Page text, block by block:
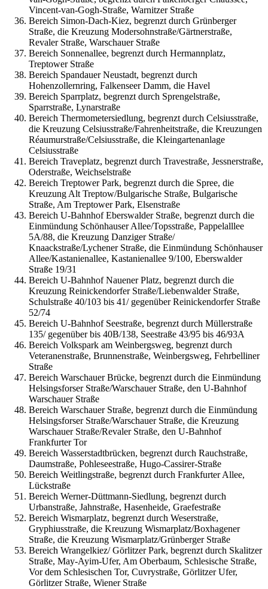
Vincent-van-Gogh-Straße, Warnitzer Straße
Bereich Simon-Dach-Kiez, begrenzt durch Grünberger
Straße, die Kreuzung Modersohnstraße/Gärtnerstraße,
Revaler Straße, Warschauer Straße
Bereich Sonnenallee, begrenzt durch Hermannplatz,
Treptower Straße
Bereich Spandauer Neustadt, begrenzt durch
Hohenzollernring, Falkenseer Damm, die Havel
Bereich Sparrplatz, begrenzt durch Sprengelstraße,
Sparrstraße, Lynarstraße
Bereich Thermometersiedlung, begrenzt durch Celsiusstraße,
die Kreuzung Celsiusstraße/Fahrenheitstraße, die Kreuzungen
Réaumurstraße/Celsiusstraße, die Kleingartenanlage
Celsiusstraße
Bereich Traveplatz, begrenzt durch Travestraße, Jessnerstraße,
Oderstraße, Weichselstraße
Bereich Treptower Park, begrenzt durch die Spree, die
Kreuzung Alt Treptow/Bulgarische Straße, Bulgarische
Straße, Am Treptower Park, Elsenstraße
Bereich U-Bahnhof Eberswalder Straße, begrenzt durch die
Einmündung Schönhauser Allee/Topsstraße, Pappelalllee
5A/88, die Kreuzung Danziger Straße/
Knaackstraße/Lychener Straße, die Einmündung Schönhauser
Allee/Kastanienallee, Kastanienallee 9/100, Eberswalder
Straße 19/31
Bereich U-Bahnhof Nauener Platz, begrenzt durch die
Kreuzung Reinickendorfer Straße/Liebenwalder Straße,
Schulstraße 40/103 bis 41/ gegenüber Reinickendorfer Straße
52/74
Bereich U-Bahnhof Seestraße, begrenzt durch Müllerstraße
135/ gegenüber bis 40B/138, Seestraße 43/95 bis 46/93A
Bereich Volkspark am Weinbergsweg, begrenzt durch
Veteranenstraße, Brunnenstraße, Weinbergsweg, Fehrbelliner
Straße
Bereich Warschauer Brücke, begrenzt durch die Einmündung
Helsingsforser Straße/Warschauer Straße, den U-Bahnhof
Warschauer Straße
Bereich Warschauer Straße, begrenzt durch die Einmündung
Helsingsforser Straße/Warschauer Straße, die Kreuzung
Warschauer Straße/Revaler Straße, den U-Bahnhof
Frankfurter Tor
Bereich Wasserstadtbrücken, begrenzt durch Rauchstraße,
Daumstraße, Pohleseestraße, Hugo-Cassirer-Straße
Bereich Weitlingstraße, begrenzt durch Frankfurter Allee,
Lückstraße
Bereich Werner-Düttmann-Siedlung, begrenzt durch
Urbanstraße, Jahnstraße, Hasenheide, Graefestraße
Bereich Wismarplatz, begrenzt durch Weserstraße,
Gryphiusstraße, die Kreuzung Wismarplatz/Boxhagener
Straße, die Kreuzung Wismarplatz/Grünberger Straße
Bereich Wrangelkiez/ Görlitzer Park, begrenzt durch Skalitzer
Straße, May-Ayim-Ufer, Am Oberbaum, Schlesische Straße,
Vor dem Schlesischen Tor, Cuvrystraße, Görlitzer Ufer,
Görlitzer Straße, Wiener Straße